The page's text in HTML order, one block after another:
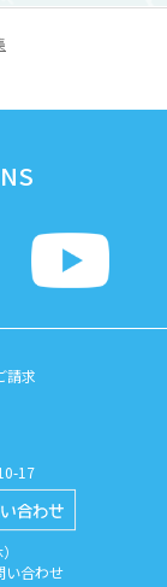
請求
17
い合わせ